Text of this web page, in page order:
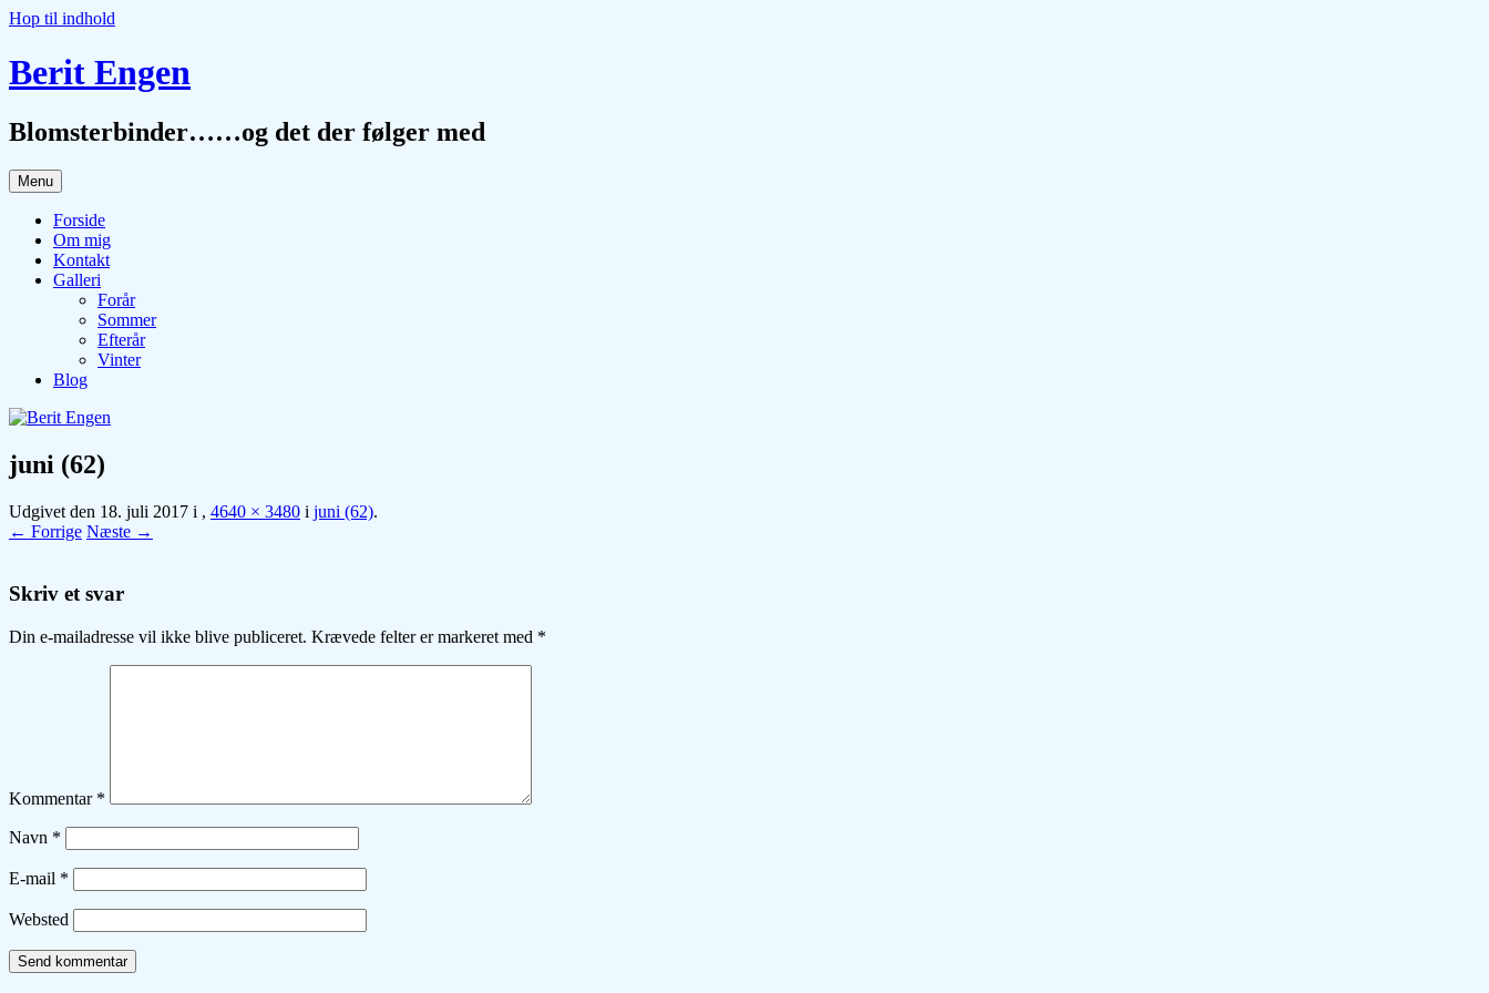
Hop til indhold
Berit Engen
Blomsterbinder……og det der følger med
Menu
Forside
Om mig
Kontakt
Galleri
Forår
Sommer
Efterår
Vinter
Blog
juni (62)
Udgivet den 18. juli 2017 i , 4640 × 3480 i juni (62).
← Forrige Næste →
Skriv et svar
Din e-mailadresse vil ikke blive publiceret. Krævede felter er markeret med *
Kommentar *
Navn *
E-mail *
Websted